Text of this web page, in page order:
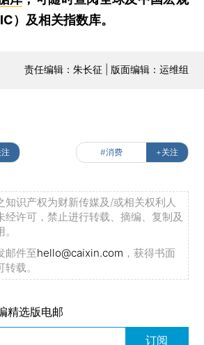
）及相关指数库。
责任编辑：朱长征 | 版面编辑：运维组
#消费 +关注
知识产权为财新传媒及/或相关权利人
经许可，禁止进行转载、摘编、复制及
邮件至hello@caixin.com ，获得书面
载。
精选版电邮
订阅